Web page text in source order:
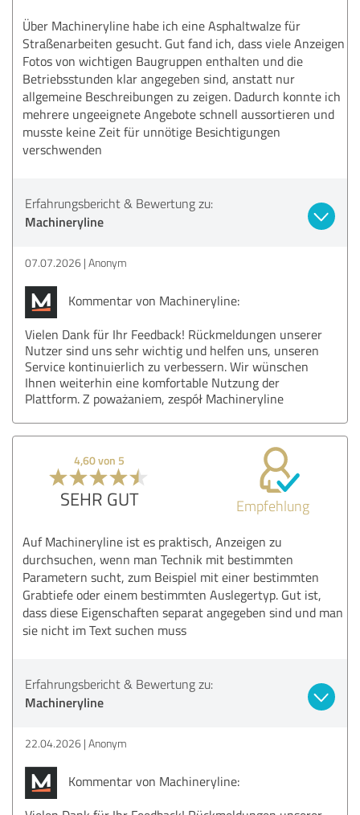
Über Machineryline habe ich eine Asphaltwalze für
Straßenarbeiten gesucht. Gut fand ich, dass viele Anzeigen
Fotos von wichtigen Baugruppen enthalten und die
Betriebsstunden klar angegeben sind, anstatt nur
allgemeine Beschreibungen zu zeigen. Dadurch konnte ich
mehrere ungeeignete Angebote schnell aussortieren und
musste keine Zeit für unnötige Besichtigungen
verschwenden
Erfahrungsbericht & Bewertung zu:
Machineryline
07.07.2026 Anonym
Kommentar von Machineryline:
Vielen Dank für Ihr Feedback! Rückmeldungen unserer
Nutzer sind uns sehr wichtig und helfen uns, unseren
Service kontinuierlich zu verbessern. Wir wünschen
Ihnen weiterhin eine komfortable Nutzung der
Plattform. Z poważaniem, zespół Machineryline
4,60 von 5
SEHR GUT Empfehlung
Auf Machineryline ist es praktisch, Anzeigen zu
durchsuchen, wenn man Technik mit bestimmten
Parametern sucht, zum Beispiel mit einer bestimmten
Grabtiefe oder einem bestimmten Auslegertyp. Gut ist,
dass diese Eigenschaften separat angegeben sind und man
sie nicht im Text suchen muss
Erfahrungsbericht & Bewertung zu:
Machineryline
22.04.2026 Anonym
Kommentar von Machineryline: